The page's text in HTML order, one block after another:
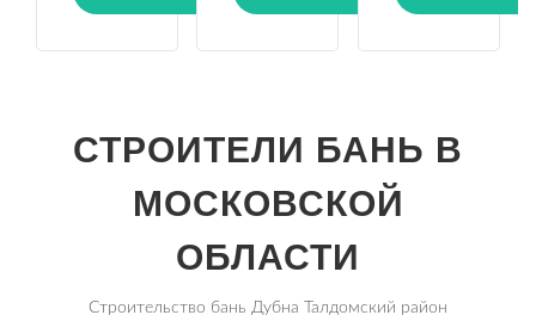
СТРОИТЕЛИ БАНЬ В
МОСКОВСКОЙ
ОБЛАСТИ
Строительство бань Дубна Талдомский район